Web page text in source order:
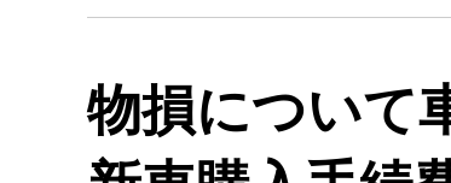
物損について